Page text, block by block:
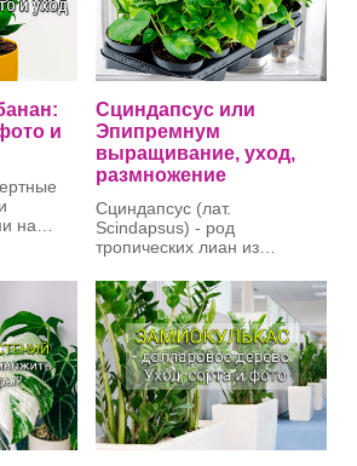
и
на
в
в
Сциндапсус или
Эпипремнум
выращивание, уход,
размножение
Сциндапсус (лат.
Scindapsus) - род
тропических лиан из
(Araceae). Это
вечнозеленые лианы или
вьющиеся растения. Стебли
гибкие, до нескольких
метров длиной. Листья
простые, цельные,
кожистые, с длинными
черешками.